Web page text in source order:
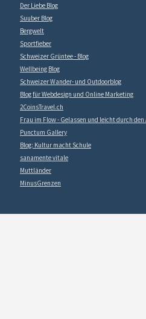
Der Liebe Blog
Suuber Blog
Bergwelt
Sportfieber
Schweizer Grüntee - Blog
Wellbeing Blog
Schweizer Wander- und Outdoorblog
Blog für Webdesign und Online Marketing
2CoinsTravel.ch
Frau im Flow - Gelassen und leicht durch
Punctum Gallery
Blog: Kultur macht Schule
sanamente vitale
Muttländer
MinusGrenzen